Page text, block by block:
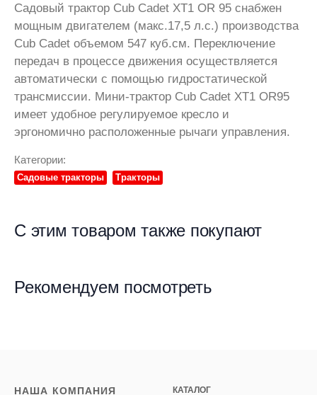
Садовый трактор Cub Cadet XT1 OR 95 снабжен
мощным двигателем (макс.17,5 л.с.) производства
Cub Cadet объемом 547 куб.см. Переключение
передач в процессе движения осуществляется
автоматически с помощью гидростатической
трансмиссии. Мини-трактор Cub Cadet XT1 OR95
имеет удобное регулируемое кресло и
эргономично расположенные рычаги управления.
Категории:
Садовые тракторы Тракторы
С этим товаром также покупают
Рекомендуем посмотреть
НАША КОМПАНИЯ КАТАЛОГ